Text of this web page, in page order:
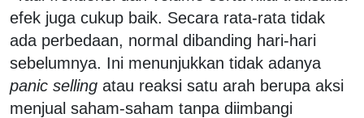
efek juga cukup baik. Secara rata-rata tidak
ada perbedaan, normal dibanding hari-hari
sebelumnya. Ini menunjukkan tidak adanya
panic selling atau reaksi satu arah berupa aksi
menjual saham-saham tanpa diimbangi